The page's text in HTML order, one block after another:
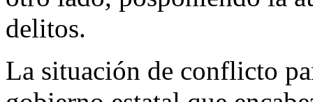
delitos.
La situación de conflicto